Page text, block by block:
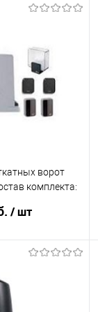
К сравнению
Под заказ
ворот
комплекта:
/ шт